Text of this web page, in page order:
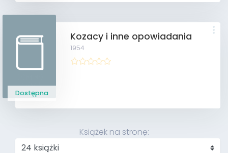
Dostępna
Kozacy i inne opowiadania
1954
Książek na stronę: